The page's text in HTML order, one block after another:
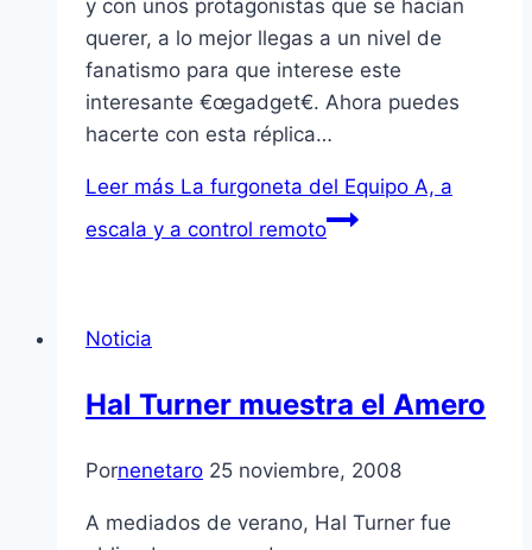
y con unos protagonistas que se hací­an
querer, a lo mejor llegas a un nivel de
fanatismo para que interese este
interesante €œgadget€. Ahora puedes
hacerte con esta réplica…
Leer más La furgoneta del Equipo A, a
escala y a control remoto
Noticia
Hal Turner muestra el Amero
Pornenetaro 25 noviembre, 2008
A mediados de verano, Hal Turner fue